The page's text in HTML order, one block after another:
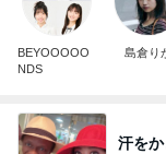
BEYOOOOO
NDS
島倉り
汗を